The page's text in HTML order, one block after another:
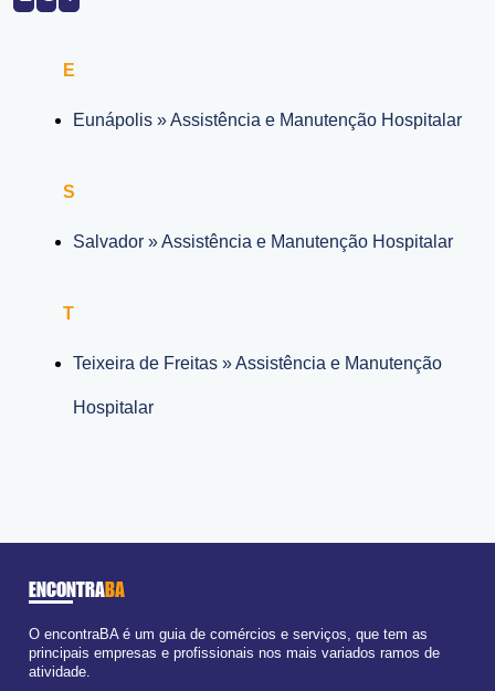
E
Eunápolis » Assistência e Manutenção Hospitalar
S
Salvador » Assistência e Manutenção Hospitalar
T
Teixeira de Freitas » Assistência e Manutenção
Hospitalar
ENCONTRABA
O encontraBA é um guia de comércios e serviços, que tem as
principais empresas e profissionais nos mais variados ramos de
atividade.